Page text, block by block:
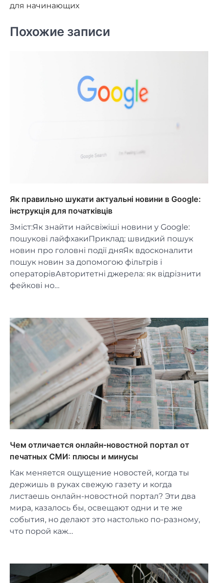
для начинающих
Похожие записи
Як правильно шукати актуальні новини в Google:
інструкція для початківців
Зміст:Як знайти найсвіжіші новини у Google:
пошукові лайфхакиПриклад: швидкий пошук
новин про головні події дняЯк вдосконалити
пошук новин за допомогою фільтрів і
операторівАвторитетні джерела: як відрізнити
фейкові но…
Чем отличается онлайн-новостной портал от
печатных СМИ: плюсы и минусы
Как меняется ощущение новостей, когда ты
держишь в руках свежую газету и когда
листаешь онлайн-новостной портал? Эти два
мира, казалось бы, освещают одни и те же
события, но делают это настолько по-разному,
что порой каж…